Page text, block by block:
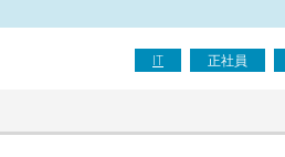
IT 正社員